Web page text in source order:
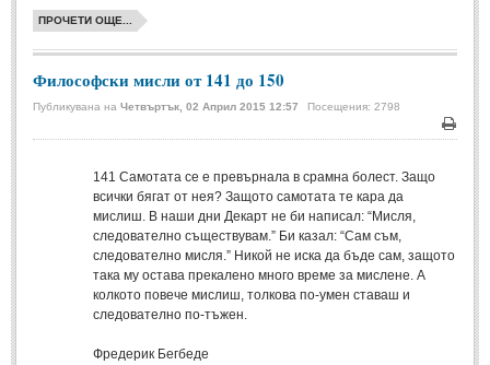
ПРИТЧИ
Притчи за любовта
Притчи за приятелството
LATEST NEWS
ПРОЧЕТИ ОЩЕ...
Философски мисли от 141 до 150
Публикувана на Четвъртък, 02 Април 2015 12:57 Посещения: 2798
Печат
141 Самотата се е превърнала в срамна болест. Защо
всички бягат от нея? Защото самотата те кара да
мислиш. В наши дни Декарт не би написал: “Мисля,
следователно съществувам.” Би казал: “Сам съм,
следователно мисля.” Никой не иска да бъде сам, защото
така му остава прекалено много време за мислене. А
колкото повече мислиш, толкова по-умен ставаш и
следователно по-тъжен.
Фредерик Бегбеде